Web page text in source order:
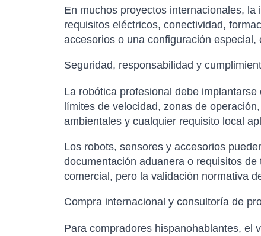
En muchos proyectos internacionales,
requisitos eléctricos, conectividad,
accesorios o una configuración
Seguridad, responsabilidad y
La robótica profesional debe
límites de velocidad, zonas de
ambientales y cualquier requisito local
Los robots, sensores y accesorios
documentación aduanera o requisitos
comercial, pero la validación normativa
Compra internacional y consultoría de
Para compradores hispanohablantes, el